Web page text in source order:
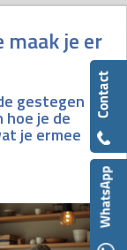
maak je er
gestegen
hoe je de
je ermee